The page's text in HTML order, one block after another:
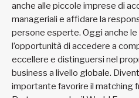
anche alle piccole imprese di
manageriali e affidare la
persone esperte. Oggi anche
l’opportunità di accedere a
eccellere e distinguersi nel
business a livello globale.
importante favorire il matching